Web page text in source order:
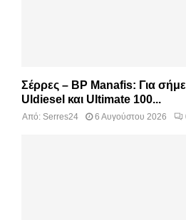
Σέρρες – BP Manafis: Για
Uldiesel και Ultimate 100...
Από: Serres24 6 Αυγούστου 2026